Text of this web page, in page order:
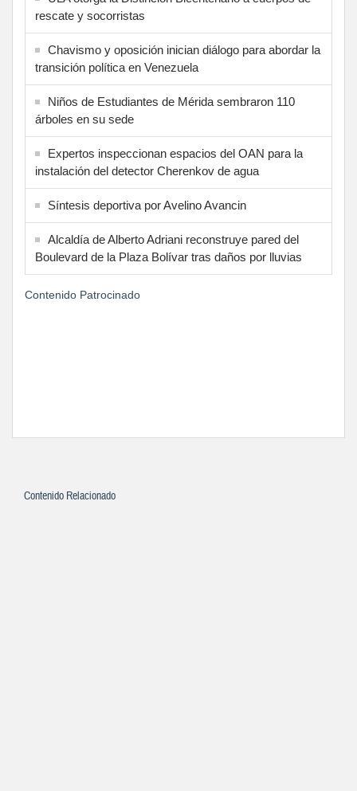
rescate y socorristas
Chavismo y oposición inician diálogo para abordar la
transición política en Venezuela
Niños de Estudiantes de Mérida sembraron 110
árboles en su sede
Expertos inspeccionan espacios del OAN para la
instalación del detector Cherenkov de agua
Síntesis deportiva por Avelino Avancin
Alcaldía de Alberto Adriani reconstruye pared del
Boulevard de la Plaza Bolívar tras daños por lluvias
Contenido Patrocinado
Contenido Relacionado